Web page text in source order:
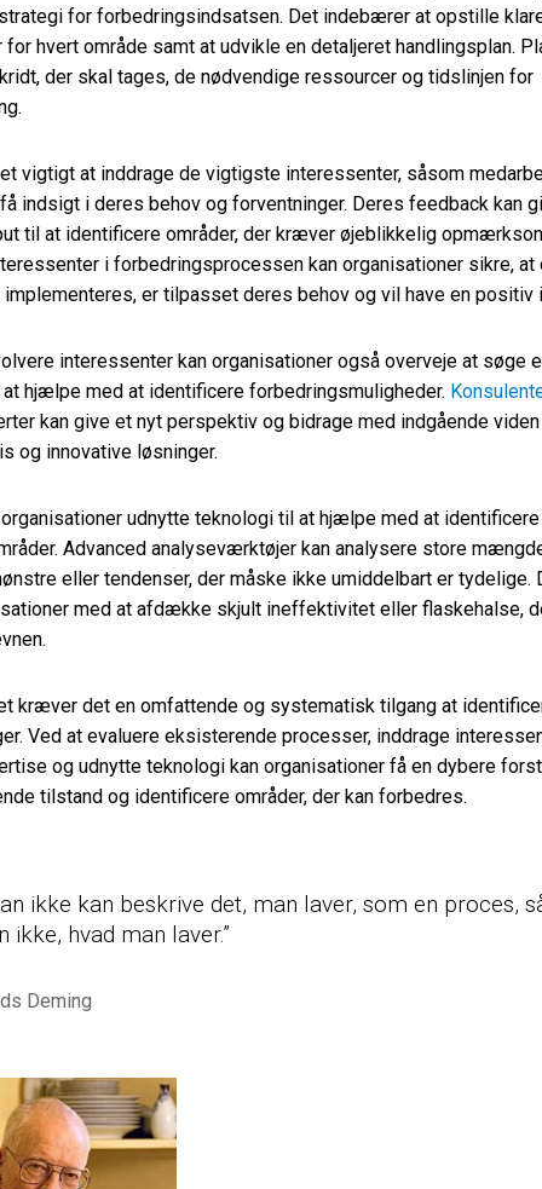
for forbedringsindsatsen. Det indebærer at opstille
hvert område samt at udvikle en detaljeret handlingsplan.
der skal tages, de nødvendige ressourcer og tidslinjen for
vigtigt at inddrage de vigtigste interessenter, såsom
indsigt i deres behov og forventninger. Deres feedback kan
til at identificere områder, der kræver øjeblikkelig
i forbedringsprocessen kan organisationer sikre, at
implementeres, er tilpasset deres behov og vil have en positiv
interessenter kan organisationer også overveje at søge
hjælpe med at identificere forbedringsmuligheder.
kan give et nyt perspektiv og bidrage med indgående
og innovative løsninger.
udnytte teknologi til at hjælpe med at identificere
Advanced analyseværktøjer kan analysere store
eller tendenser, der måske ikke umiddelbart er tydelige.
med at afdække skjult ineffektivitet eller flaskehalse,
kræver det en omfattende og systematisk tilgang at
Ved at evaluere eksisterende processer, inddrage
og udnytte teknologi kan organisationer få en dybere
tilstand og identificere områder, der kan forbedres.
ikke kan beskrive det, man laver, som en proces,
ikke, hvad man laver.”
Deming